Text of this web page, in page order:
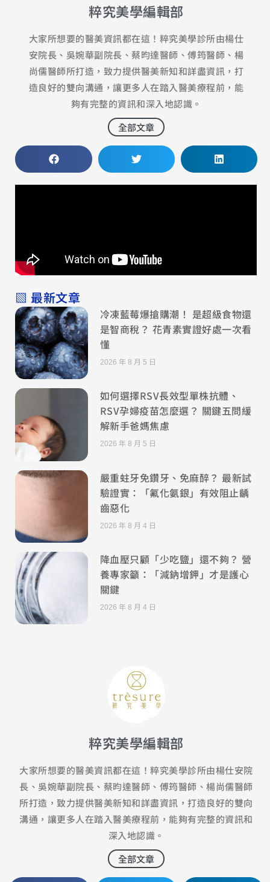
粹究美學編輯部
大家所想要的醫美資訊都在這！粹究美學診所由楊仕
安院長、吳婉華副院長、蔡昀達醫師、傅筠醫師、楊
尚儒醫師所打造，致力提供醫美新知和詳盡資訊，打
造良好的雙向溝通，讓更多人在踏入醫美療程前，能
夠有完整的資訊和深入地認識。
全部文章
▧ 最新文章
冷凍藍莓爆搶購潮！ 是超級食物還
是智商稅？ 花青素實證好處一次看
懂
2026 年 8 月 5 日
如何選擇RSV長效型單株抗體、
RSV孕婦疫苗怎麼選？ 關鍵五問緩
解新手爸媽焦慮
2026 年 8 月 5 日
嚴重蛀牙免鑽牙、免麻醉？ 最新試
驗證實：「氟化氨銀」有效阻止齲
齒惡化
2026 年 8 月 4 日
降血壓只顧「少吃鹽」還不夠？ 營
養專家籲：「減鈉增鉀」才是護心
關鍵
2026 年 8 月 4 日
粹究美學編輯部
大家所想要的醫美資訊都在這！粹究美學診所由楊仕安院
長、吳婉華副院長、蔡昀達醫師、傅筠醫師、楊尚儒醫師
所打造，致力提供醫美新知和詳盡資訊，打造良好的雙向
溝通，讓更多人在踏入醫美療程前，能夠有完整的資訊和
深入地認識。
全部文章